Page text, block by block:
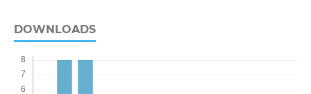
DOWNLOADS